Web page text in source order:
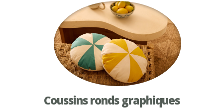
Coussins ronds graphiques